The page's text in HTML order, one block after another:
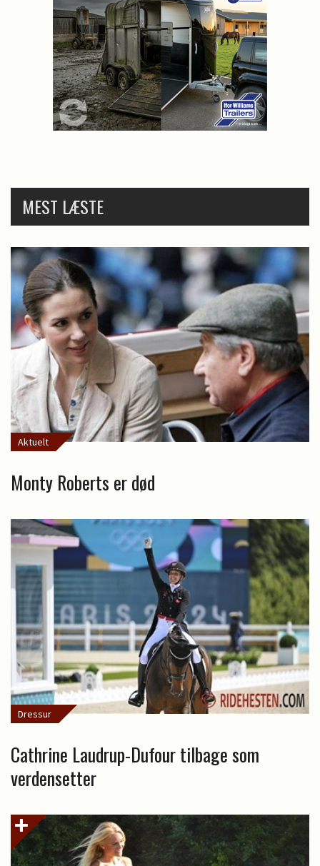
MEST LÆSTE
Aktuelt
Monty Roberts er død
Dressur
Cathrine Laudrup-Dufour tilbage som
verdensetter